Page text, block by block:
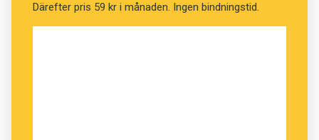
Därefter pris 59 kr i månaden. Ingen bindningstid.